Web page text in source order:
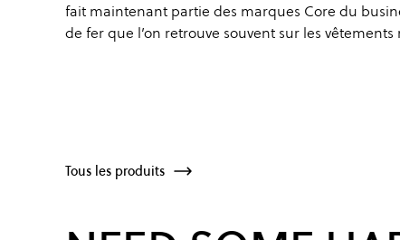
fait maintenant partie des marques Core du
de fer que l’on retrouve souvent sur les vêtements
Tous les produits